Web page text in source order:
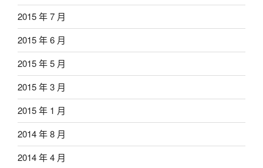
2015 年 7 月
2015 年 6 月
2015 年 5 月
2015 年 3 月
2015 年 1 月
2014 年 8 月
2014 年 4 月